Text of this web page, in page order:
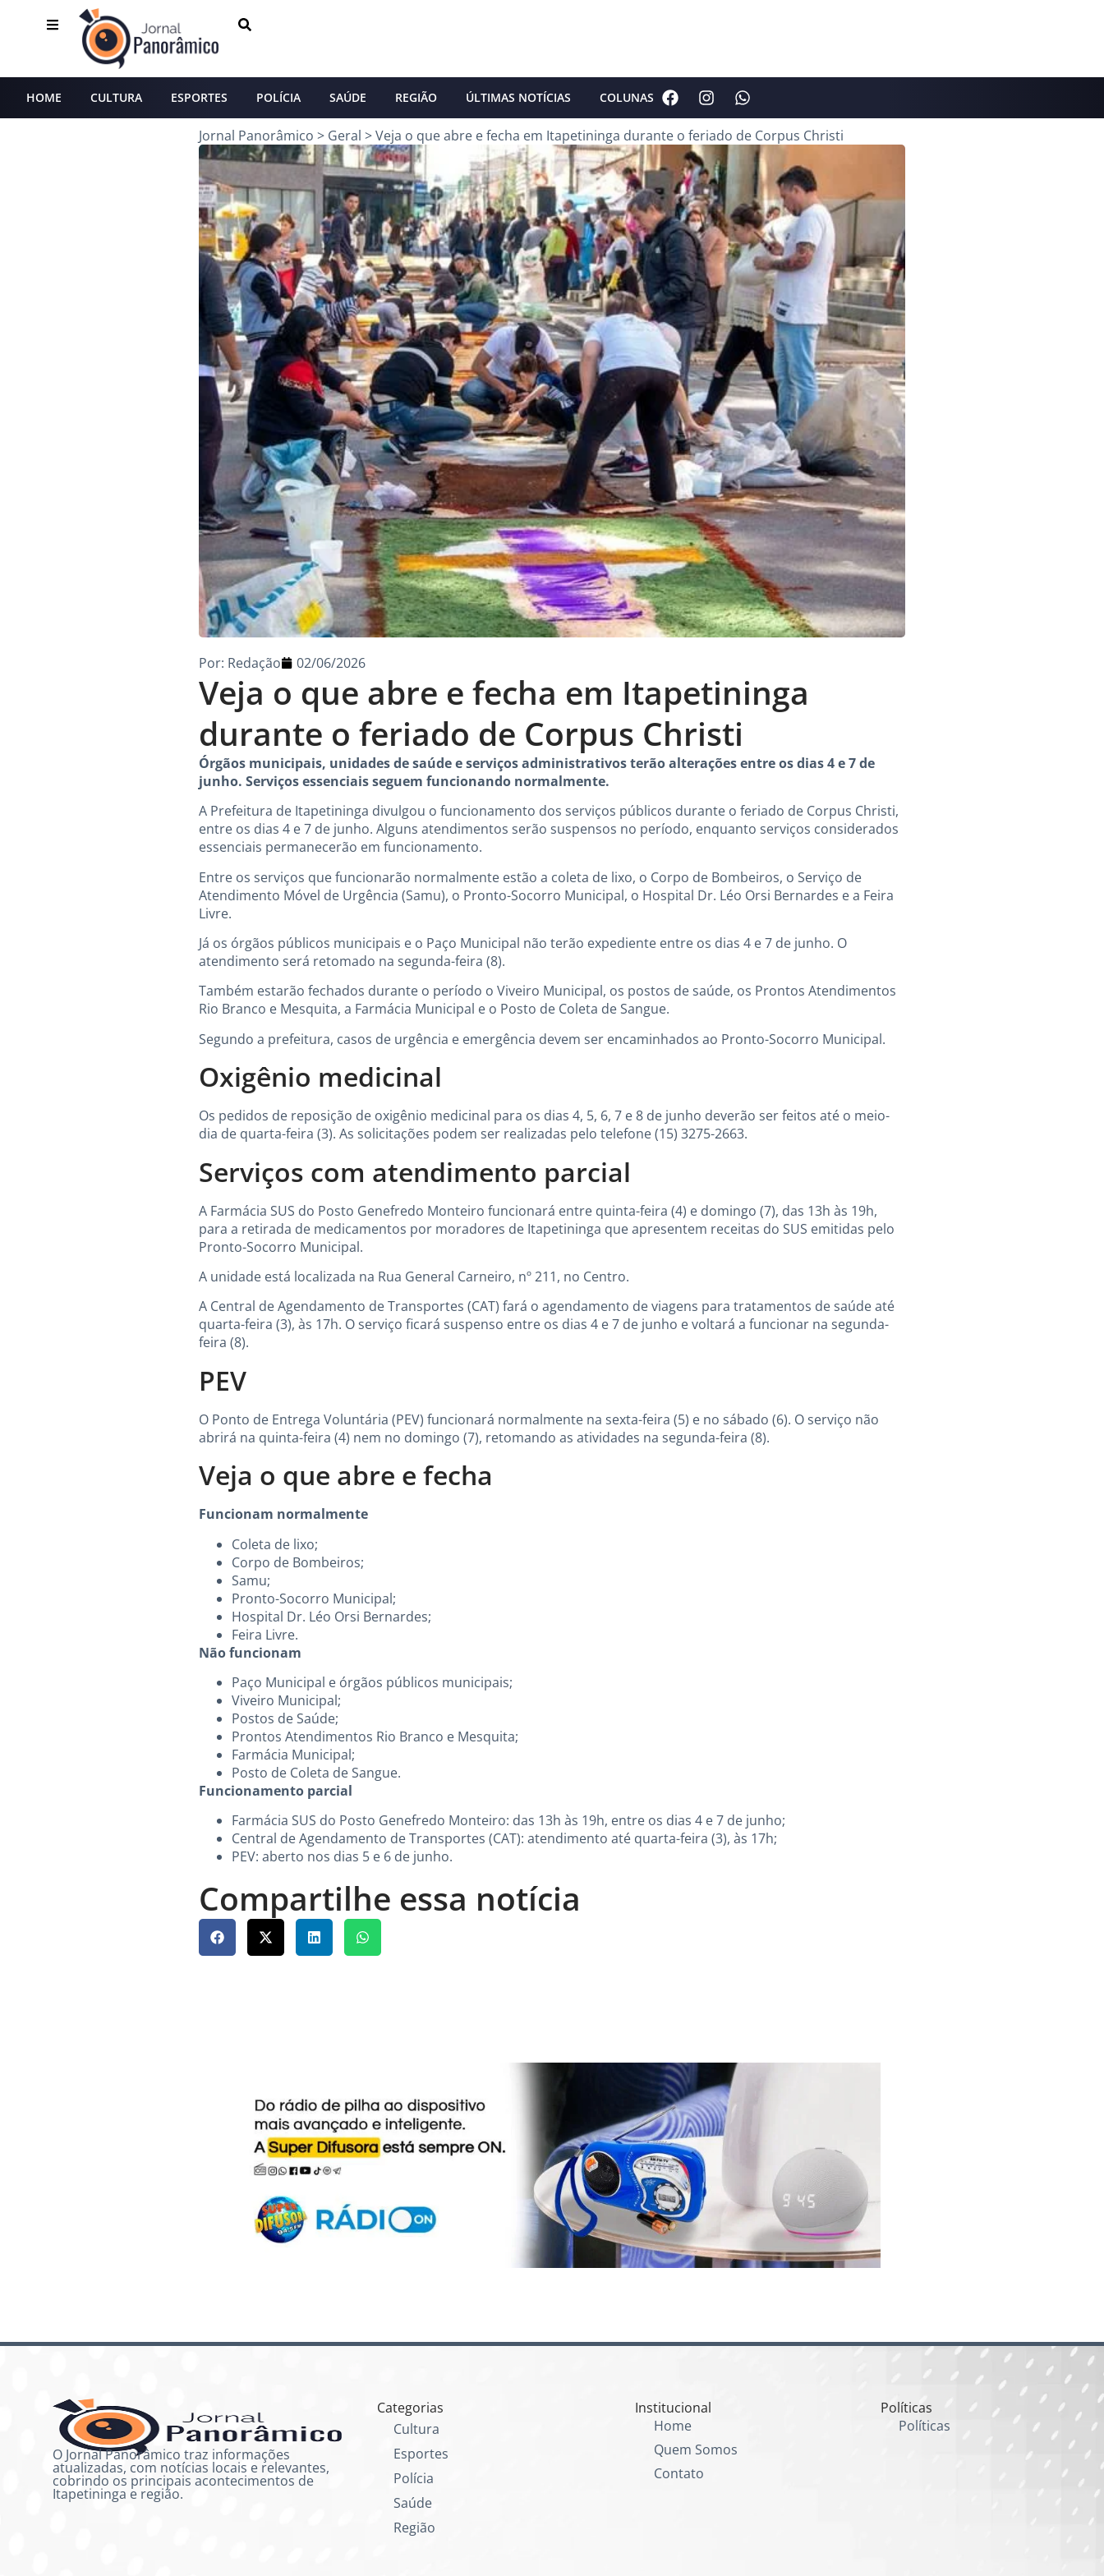
HOME CULTURA ESPORTES POLÍCIA SAÚDE REGIÃO ÚLTIMAS NOTÍCIAS COLUNAS
Jornal Panorâmico > Geral >Veja o que abre e fecha em Itapetininga durante o feriado de Corpus Christi
Veja o que abre e fecha em Itapetininga
durante o feriado de Corpus Christi
Por: Redação 02/06/2026
Órgãos municipais, unidades de saúde e serviços administrativos terão alterações entre os dias 4 e 7 de
junho. Serviços essenciais seguem funcionando normalmente.
A Prefeitura de Itapetininga divulgou o funcionamento dos serviços públicos durante o feriado de Corpus Christi,
entre os dias 4 e 7 de junho. Alguns atendimentos serão suspensos no período, enquanto serviços considerados
essenciais permanecerão em funcionamento.
Entre os serviços que funcionarão normalmente estão a coleta de lixo, o Corpo de Bombeiros, o Serviço de
Atendimento Móvel de Urgência (Samu), o Pronto-Socorro Municipal, o Hospital Dr. Léo Orsi Bernardes e a Feira
Livre.
Já os órgãos públicos municipais e o Paço Municipal não terão expediente entre os dias 4 e 7 de junho. O
atendimento será retomado na segunda-feira (8).
Também estarão fechados durante o período o Viveiro Municipal, os postos de saúde, os Prontos Atendimentos
Rio Branco e Mesquita, a Farmácia Municipal e o Posto de Coleta de Sangue.
Segundo a prefeitura, casos de urgência e emergência devem ser encaminhados ao Pronto-Socorro Municipal.
Oxigênio medicinal
Os pedidos de reposição de oxigênio medicinal para os dias 4, 5, 6, 7 e 8 de junho deverão ser feitos até o meio-
dia de quarta-feira (3). As solicitações podem ser realizadas pelo telefone (15) 3275-2663.
Serviços com atendimento parcial
A Farmácia SUS do Posto Genefredo Monteiro funcionará entre quinta-feira (4) e domingo (7), das 13h às 19h,
para a retirada de medicamentos por moradores de Itapetininga que apresentem receitas do SUS emitidas pelo
Pronto-Socorro Municipal.
A unidade está localizada na Rua General Carneiro, nº 211, no Centro.
A Central de Agendamento de Transportes (CAT) fará o agendamento de viagens para tratamentos de saúde até
quarta-feira (3), às 17h. O serviço ficará suspenso entre os dias 4 e 7 de junho e voltará a funcionar na segunda-
feira (8).
PEV
O Ponto de Entrega Voluntária (PEV) funcionará normalmente na sexta-feira (5) e no sábado (6). O serviço não
abrirá na quinta-feira (4) nem no domingo (7), retomando as atividades na segunda-feira (8).
Veja o que abre e fecha
Funcionam normalmente
Coleta de lixo;
Corpo de Bombeiros;
Samu;
Pronto-Socorro Municipal;
Hospital Dr. Léo Orsi Bernardes;
Feira Livre.
Não funcionam
Paço Municipal e órgãos públicos municipais;
Viveiro Municipal;
Postos de Saúde;
Prontos Atendimentos Rio Branco e Mesquita;
Farmácia Municipal;
Posto de Coleta de Sangue.
Funcionamento parcial
Farmácia SUS do Posto Genefredo Monteiro: das 13h às 19h, entre os dias 4 e 7 de junho;
Central de Agendamento de Transportes (CAT): atendimento até quarta-feira (3), às 17h;
PEV: aberto nos dias 5 e 6 de junho.
Compartilhe essa notícia
O Jornal Panorâmico traz informações
atualizadas, com notícias locais e relevantes,
cobrindo os principais acontecimentos de
Itapetininga e região.
Categorias
Cultura
Esportes
Polícia
Saúde
Região
Institucional
Home
Quem Somos
Contato
Políticas
Políticas